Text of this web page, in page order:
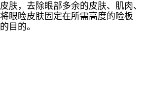
肤，去除眼部多余的皮肤、肌肉、
眼睑皮肤固定在所需高度的睑板
目的。